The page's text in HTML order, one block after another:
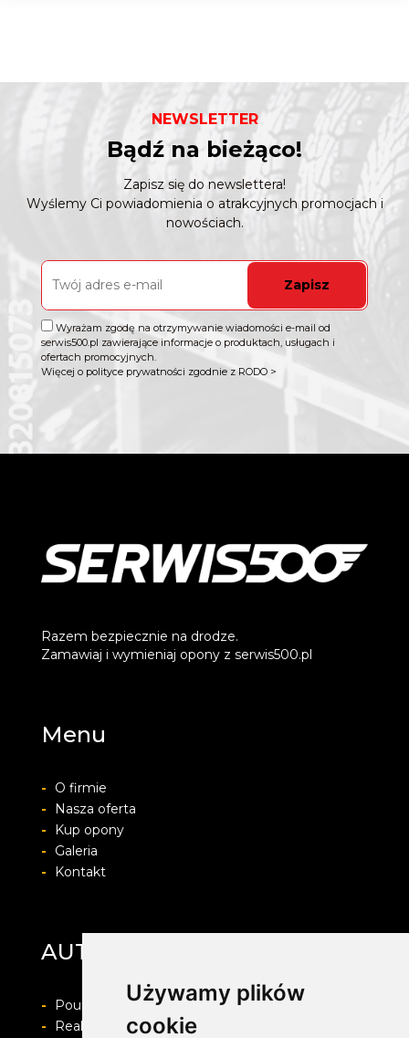
Używamy plików
cookie
NEWSLETTER
Bądź na bieżąco!
Zapisz się do newslettera!
Wyślemy Ci powiadomienia o atrakcyjnych promocjach i
nowościach.
Zapisz
Wyrażam zgodę na otrzymywanie wiadomości e-mail od
serwis500.pl zawierające informacje o produktach, usługach i
ofertach promocyjnych.
Więcej o polityce prywatności zgodnie z RODO >
Razem bezpiecznie na drodze.
Zamawiaj i wymieniaj opony z serwis500.pl
Menu
-
O firmie
-
Nasza oferta
-
Kup opony
-
Galeria
-
Kontakt
AUTO-PROTECT
-
Pouczenie o prawie do odstapienia od umowy
-
Realizacja zamówienia i formy płatności